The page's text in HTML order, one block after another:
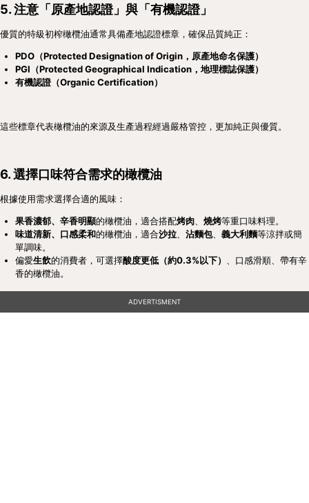
5. 注意「原產地認證」與「有機認證」
優質的特級初榨橄欖油通常具備產地認證標章，確保品質純正：
PDO（Protected Designation of Origin，原產地命名保護）
PGI（Protected Geographical Indication，地理標誌保護）
有機認證（Organic Certification）
這些標章代表橄欖油的來源及生產過程經過嚴格管控，更加純正與優質。
6. 選擇口味符合需求的橄欖油
根據使用需求選擇合適的風味：
果香濃郁、辛香明顯的橄欖油，適合搭配烤肉 、燒烤等重口味料理。
味道清新、口感柔和的橄欖油，適合沙拉 、沾麵包、義大利麵等涼拌或簡
單調味。
偏愛生飲的消費者，可選擇酸度更低（約0.3%以下）
、口感滑順、帶有辛
香的橄欖油。
ADVERTISMENT